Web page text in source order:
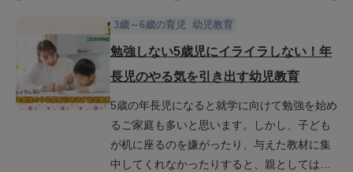
に適した勉強時間の目安や集中時間、習慣化
のコツ、さらに楽しみながら学べる工夫を紹
介します。毎日の小さな積み重ねが子どもの
未来の学びの基盤を着実につくっていきま
す。
3歳～6歳の育児 幼児教育
勉強しない5歳児にイライラしない！年
長児のやる気を引き出す幼児教育
5歳の年長児になると就学に向けて勉強を始め
るご家庭も多いと思います。しかし、子ども
が机に座るのを嫌がったり、与えた教材に集
中してくれなかったりすると、親としては